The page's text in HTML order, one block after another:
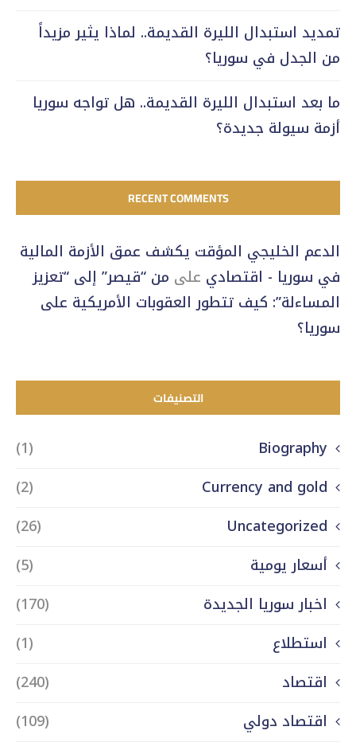
تمديد استبدال الليرة القديمة.. لماذا يثير مزيداً
من الجدل في سوريا؟
ما بعد استبدال الليرة القديمة.. هل تواجه سوريا
أزمة سيولة جديدة؟
RECENT COMMENTS
الدعم الخليجي المؤقت يكشف عمق الأزمة المالية
في سوريا - اقتصادي على من “قيصر” إلى “تعزيز
المساءلة”: كيف تتطور العقوبات الأمريكية على
سوريا؟
التصنيفات
Biography
(1)
Currency and gold
(2)
Uncategorized
(26)
أسعار يومية
(5)
اخبار سوريا الجديدة
(170)
استطلاع
(1)
اقتصاد
(240)
اقتصاد دولي
(109)